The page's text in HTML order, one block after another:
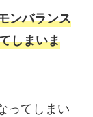
ンバランス
しまいま
ってしまい